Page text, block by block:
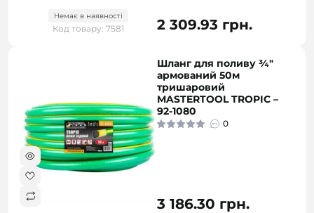
Немає в наявності
Код товару: 7581 2 309.93 грн.
Шланг для поливу ¾"
армований 50м
тришаровий
MASTERTOOL TROPIC –
92-1080
0
3 186.30 грн.